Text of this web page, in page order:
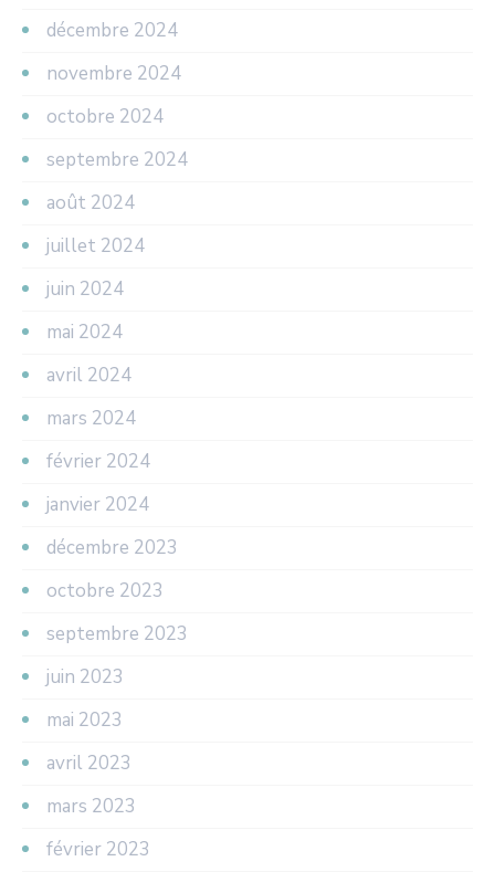
décembre 2024
novembre 2024
octobre 2024
septembre 2024
août 2024
juillet 2024
juin 2024
mai 2024
avril 2024
mars 2024
février 2024
janvier 2024
décembre 2023
octobre 2023
septembre 2023
juin 2023
mai 2023
avril 2023
mars 2023
février 2023